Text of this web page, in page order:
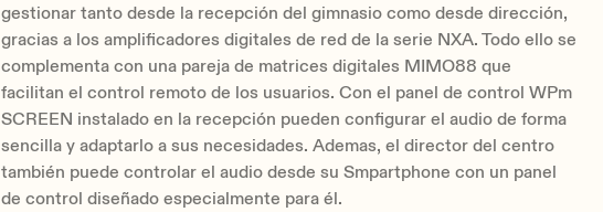
gestionar tanto desde la recepción del gimnasio como desde dirección,
gracias a los amplificadores digitales de red de la serie NXA. Todo ello se
complementa con una pareja de matrices digitales MIMO88 que
facilitan el control remoto de los usuarios. Con el panel de control WPm
SCREEN instalado en la recepción pueden configurar el audio de forma
sencilla y adaptarlo a sus necesidades. Ademas, el director del centro
también puede controlar el audio desde su Smpartphone con un panel
de control diseñado especialmente para él.